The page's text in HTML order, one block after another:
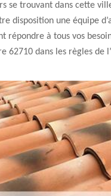
se trouvant dans cette
disposition une équipe
répondre à tous vos
62710 dans les règles de